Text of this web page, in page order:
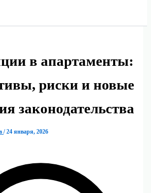
в апартаменты:
риски и новые
законодательства
/24 января, 2026